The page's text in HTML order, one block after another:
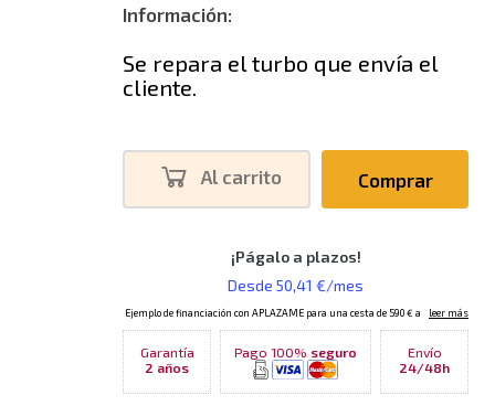
Información:
Se repara el turbo que envía el
cliente.
Al carrito Comprar
Garantía
2 años
Pago 100% seguro
Envío
24/48h